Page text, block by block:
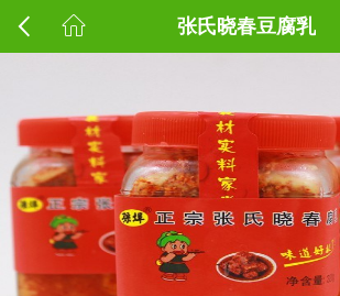
张氏晓春豆腐乳